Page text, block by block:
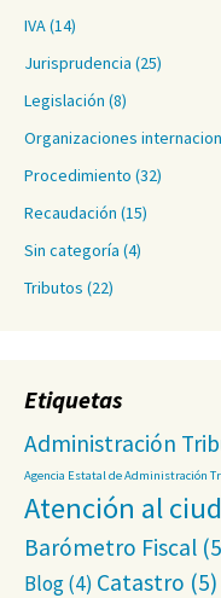
IVA(14)
Jurisprudencia (25)
Legislación (8)
Organizaciones
Procedimiento (32)
Recaudación (15)
Sin categoría (4)
Tributos (22)
Etiquetas
Administración
Agencia Estatal de Administración
Atención al
Barómetro Fiscal
Blog(4) Catastro (5)